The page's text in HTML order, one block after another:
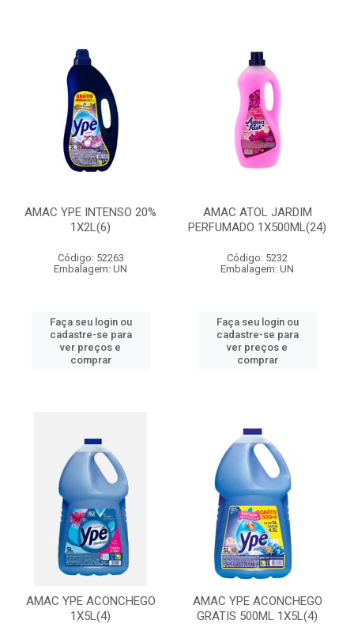
AMAC YPE INTENSO 20%
1X2L(6)
Código: 52263
Embalagem: UN
Faça seu login ou
cadastre-se para
ver preços e
comprar
AMAC ATOL JARDIM
PERFUMADO 1X500ML(24)
Código: 5232
Embalagem: UN
Faça seu login ou
cadastre-se para
ver preços e
comprar
AMAC YPE ACONCHEGO
1X5L(4)
AMAC YPE ACONCHEGO
GRATIS 500ML 1X5L(4)